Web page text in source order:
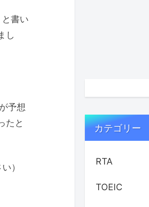
書い
し
予想
たと
）
カテゴリー
RTA
TOEIC